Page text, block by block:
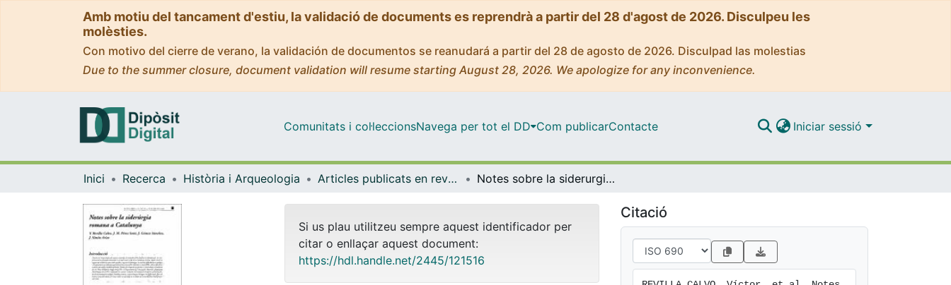
Amb motiu del tancament d'estiu, la validació de documents es reprendrà a partir del 28 d'agost de 2026. Disculpeu les
molèsties.
Con motivo del cierre de verano, la validación de documentos se reanudará a partir del 28 de agosto de 2026. Disculpad las molestias
Due to the summer closure, document validation will resume starting August 28, 2026. We apologize for any inconvenience.
Comunitats i col·leccionsNavega per tot el DD Com publicarContacte Iniciar sessió
Inici Recerca Història i Arqueologia Articles publicats en revistes (Història i Arqueologia) Notes sobre la siderurgia romana a Catalunya
Si us plau utilitzeu sempre aquest identificador per
citar o enllaçar aquest document:
https://hdl.handle.net/2445/121516
Citació